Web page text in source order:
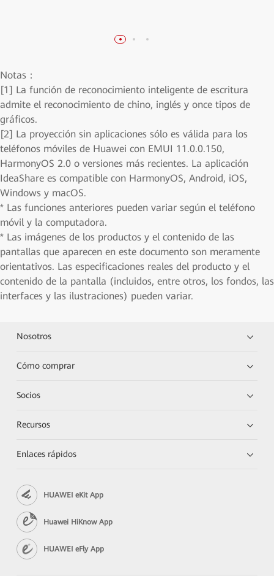
Notas：
[1] La función de reconocimiento inteligente de escritura
admite el reconocimiento de chino, inglés y once tipos de
gráficos.
[2] La proyección sin aplicaciones sólo es válida para los
teléfonos móviles de Huawei con EMUI 11.0.0.150,
HarmonyOS 2.0 o versiones más recientes. La aplicación
IdeaShare es compatible con HarmonyOS, Android, iOS,
Windows y macOS.
* Las funciones anteriores pueden variar según el teléfono
móvil y la computadora.
* Las imágenes de los productos y el contenido de las
pantallas que aparecen en este documento son meramente
orientativos. Las especificaciones reales del producto y el
contenido de la pantalla (incluidos, entre otros, los fondos, las
interfaces y las ilustraciones) pueden variar.
Nosotros
Cómo comprar
Socios
Recursos
Enlaces rápidos
HUAWEI eKit App
Huawei HiKnow App
HUAWEI eFly App